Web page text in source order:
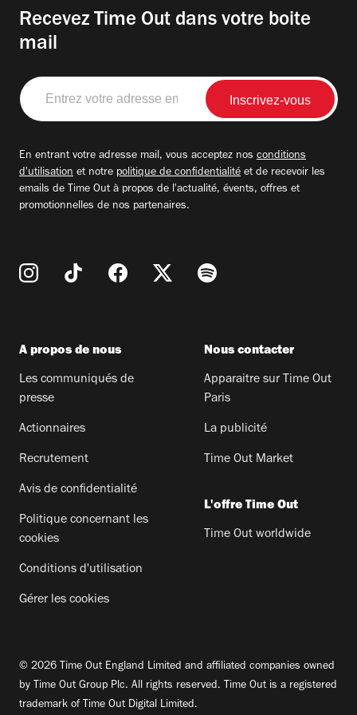
Recevez Time Out dans votre boite
mail
Entrez
votre
adresse
En entrant votre adresse mail, vous acceptez nos conditions
d'utilisation et notre politique de confidentialité et de recevoir les
emails de Time Out à propos de l'actualité, évents, offres et
promotionnelles de nos partenaires.
A propos de nous
Les communiqués de
presse
Actionnaires
Recrutement
Avis de confidentialité
Politique concernant les
cookies
Conditions d'utilisation
Gérer les cookies
Nous contacter
Apparaitre sur Time Out
Paris
La publicité
Time Out Market
L'offre Time Out
Time Out worldwide
© 2026 Time Out England Limited and affiliated companies owned
by Time Out Group Plc. All rights reserved. Time Out is a registered
trademark of Time Out Digital Limited.